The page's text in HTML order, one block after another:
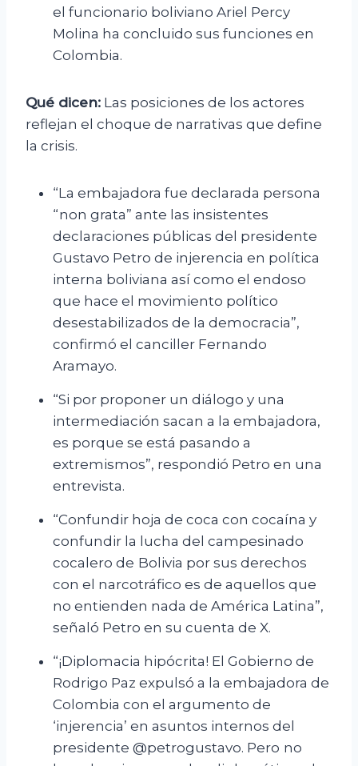
el funcionario boliviano Ariel Percy
Molina ha concluido sus funciones en
Colombia.
Qué dicen: Las posiciones de los actores
reflejan el choque de narrativas que define
la crisis.
“La embajadora fue declarada persona
“non grata” ante las insistentes
declaraciones públicas del presidente
Gustavo Petro de injerencia en política
interna boliviana así como el endoso
que hace el movimiento político
desestabilizados de la democracia”,
confirmó el canciller Fernando
Aramayo.
“Si por proponer un diálogo y una
intermediación sacan a la embajadora,
es porque se está pasando a
extremismos”, respondió Petro en una
entrevista.
“Confundir hoja de coca con cocaína y
confundir la lucha del campesinado
cocalero de Bolivia por sus derechos
con el narcotráfico es de aquellos que
no entienden nada de América Latina”,
señaló Petro en su cuenta de X.
“¡Diplomacia hipócrita! El Gobierno de
Rodrigo Paz expulsó a la embajadora de
Colombia con el argumento de
‘injerencia’ en asuntos internos del
presidente @petrogustavo. Pero no